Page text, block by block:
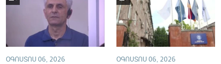
ՕԳՈՍՏՈՍ 06, 2026 ՕԳՈՍՏՈՍ 06, 2026